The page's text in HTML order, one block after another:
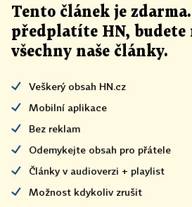
Tento článek je
předplatíte HN, budete
všechny naše články.
Veškerý obsah HN.cz
Mobilní aplikace
Bez reklam
Odemykejte obsah pro přátele
Články v audioverzi + playlist
Možnost kdykoliv zrušit